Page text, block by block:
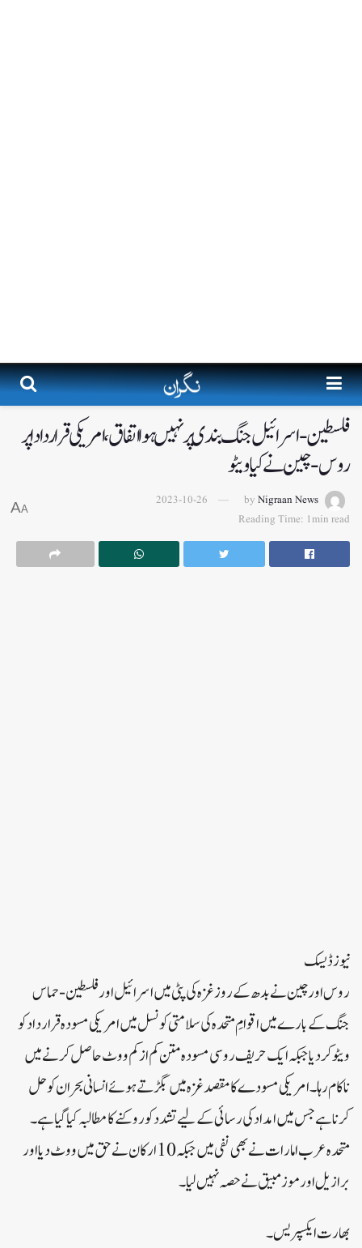
فلسطین-اسرائیل جنگ بندی پر نہیں ہوا اتفاق، امریکی قرار دادا پر
روس-چین نے کیا ویٹو
by Nigraan News
2023-10-26
Reading Time: 1min read
A
A
نیوز ڈیسک
روس اور چین نے بدھ کے روزغزہ کی پٹی میں اسرائیل اورفلسطین- حماس
جنگ کے بارے میں اقوامِ متحدہ کی سلامتی کونسل میں امریکی مسودہ قرارداد کو
ویٹو کردیا جبکہ ایک حریف روسی مسودہ متن کم ازکم ووٹ حاصل کرنے میں
ناکام رہا۔ امریکی مسودے کا مقصد غزہ میں بگڑتے ہوئے انسانی بحران کو حل
کرنا ہے جس میں امداد کی رسائی کے لیے تشدد کو روکنے کا مطالبہ کیا گیا ہے۔
متحدہ عرب امارات نے بھی نفی میں جبکہ 10 ارکان نے حق میں ووٹ دیا اور
برازیل اور موزمبیق نے حصہ نہیں لیا۔
بھارت ایکسپریس۔